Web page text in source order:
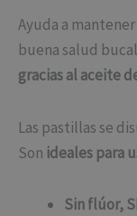
Ayuda a
buena salud
gracias al aceite
Las pastillas se
Son ideales para
Sin flúor,